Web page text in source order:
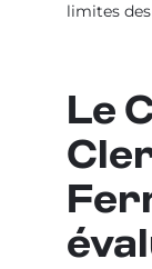
limites
Le